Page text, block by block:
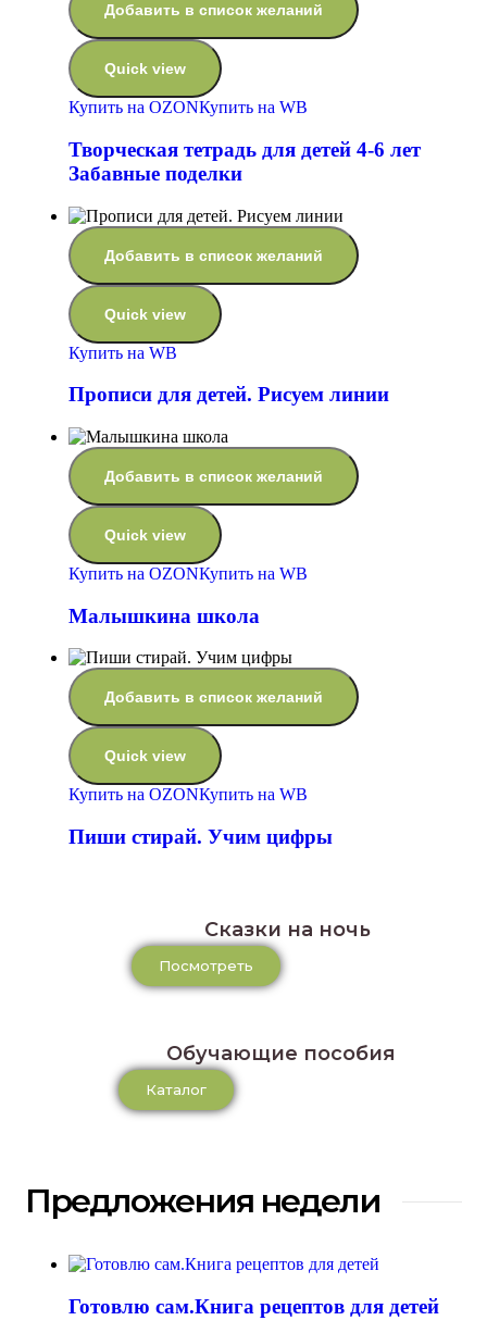
Добавить в список желаний
Quick view
Купить на OZONКупить на WB
Творческая тетрадь для детей 4-6 лет
Забавные поделки
Добавить в список желаний
Quick view
Купить на WB
Прописи для детей. Рисуем линии
Добавить в список желаний
Quick view
Купить на OZONКупить на WB
Малышкина школа
Добавить в список желаний
Quick view
Купить на OZONКупить на WB
Пиши стирай. Учим цифры
Сказки на ночь
Посмотреть
Обучающие пособия
Каталог
Предложения недели
Готовлю сам.Книга рецептов для детей